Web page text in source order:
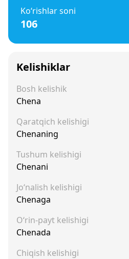
Ko‘rishlar soni
106
Kelishiklar
Bosh kelishik
Chena
Qaratqich kelishigi
Chenaning
Tushum kelishigi
Chenani
Jo‘nalish kelishigi
Chenaga
O‘rin-payt kelishigi
Chenada
Chiqish kelishigi